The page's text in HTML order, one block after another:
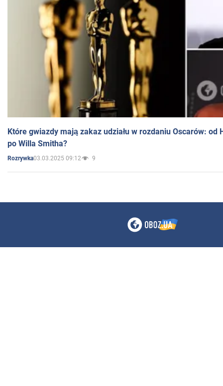
Które gwiazdy mają zakaz udziału w rozdaniu Oscarów: od
po Willa Smitha?
Rozrywka03.03.2025 09:12 9